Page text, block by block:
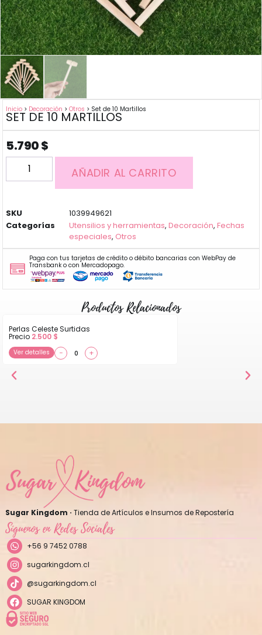
Inicio > Decoración >Otros > Set de 10 Martillos
SET DE 10 MARTILLOS
5.790$
AÑADIR AL CARRITO
SKU
1039949621
Categorías
Utensilios y herramientas,Decoración,Fechas
especiales, Otros
Paga con tus tarjetas de crédito o débito bancarias con WebPay de
Transbank o con Mercadopago.
Productos Relacionados
Perlas Celeste Surtidas
Precio 2.500 $
Ver detalles − +
Sugar Kingdom · Tienda de Artículos e Insumos de Repostería
Síguenos en Redes Sociales
+56 9 7452 0788
sugarkingdom.cl
@sugarkingdom.cl
SUGAR KINGDOM